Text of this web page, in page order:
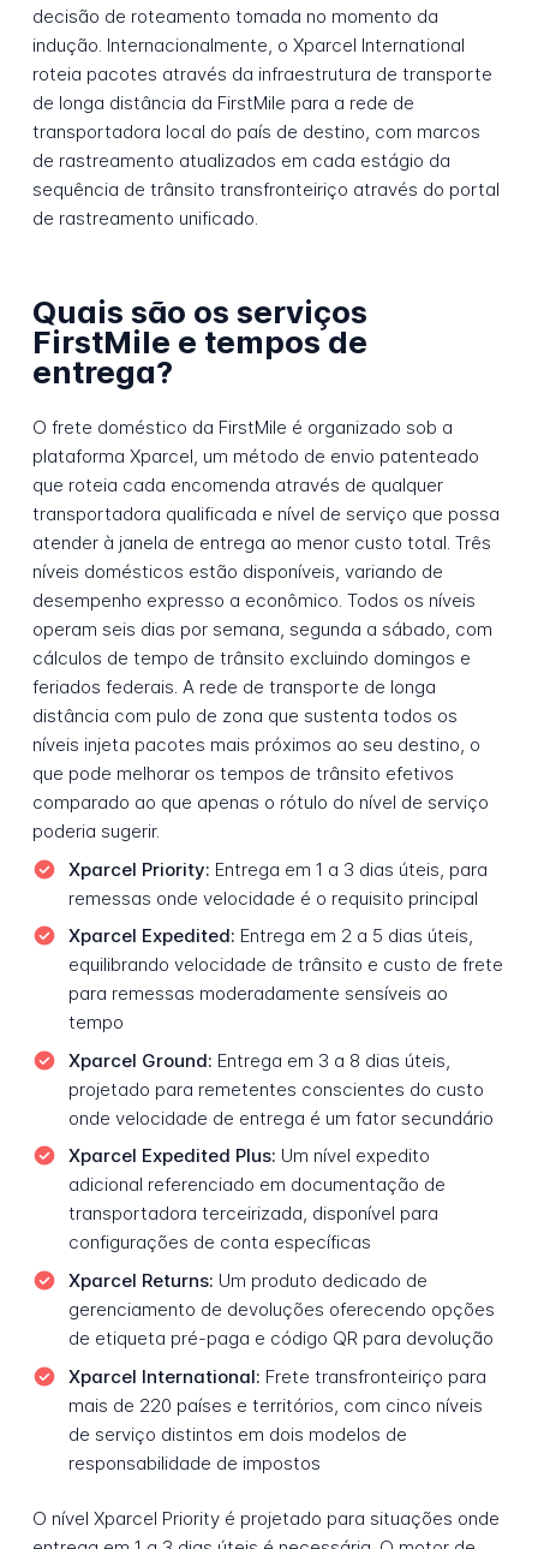
decisão de roteamento tomada no momento da
indução. Internacionalmente, o Xparcel International
roteia pacotes através da infraestrutura de transporte
de longa distância da FirstMile para a rede de
transportadora local do país de destino, com marcos
de rastreamento atualizados em cada estágio da
sequência de trânsito transfronteiriço através do portal
de rastreamento unificado.
Quais são os serviços
FirstMile e tempos de
entrega?
O frete doméstico da FirstMile é organizado sob a
plataforma Xparcel, um método de envio patenteado
que roteia cada encomenda através de qualquer
transportadora qualificada e nível de serviço que possa
atender à janela de entrega ao menor custo total. Três
níveis domésticos estão disponíveis, variando de
desempenho expresso a econômico. Todos os níveis
operam seis dias por semana, segunda a sábado, com
cálculos de tempo de trânsito excluindo domingos e
feriados federais. A rede de transporte de longa
distância com pulo de zona que sustenta todos os
níveis injeta pacotes mais próximos ao seu destino, o
que pode melhorar os tempos de trânsito efetivos
comparado ao que apenas o rótulo do nível de serviço
poderia sugerir.
Xparcel Priority: Entrega em 1 a 3 dias úteis, para
remessas onde velocidade é o requisito principal
Xparcel Expedited: Entrega em 2 a 5 dias úteis,
equilibrando velocidade de trânsito e custo de frete
para remessas moderadamente sensíveis ao
tempo
Xparcel Ground: Entrega em 3 a 8 dias úteis,
projetado para remetentes conscientes do custo
onde velocidade de entrega é um fator secundário
Xparcel Expedited Plus: Um nível expedito
adicional referenciado em documentação de
transportadora terceirizada, disponível para
configurações de conta específicas
Xparcel Returns: Um produto dedicado de
gerenciamento de devoluções oferecendo opções
de etiqueta pré-paga e código QR para devolução
Xparcel International: Frete transfronteiriço para
mais de 220 países e territórios, com cinco níveis
de serviço distintos em dois modelos de
responsabilidade de impostos
O nível Xparcel Priority é projetado para situações onde